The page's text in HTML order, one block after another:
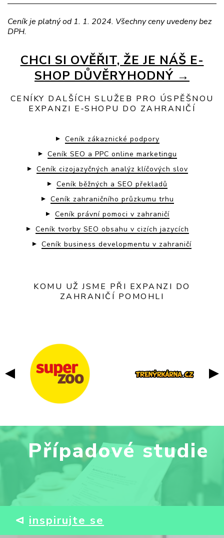
Ceník je platný od 1. 1. 2024. Všechny ceny uvedeny bez
DPH.
CHCI SI OVĚŘIT, ŽE JE NÁŠ E-
SHOP DŮVĚRYHODNÝ →
CENÍKY DALŠÍCH SLUŽEB PRO ÚSPĚŠNOU
EXPANZI E‑SHOPU DO ZAHRANIČÍ
Ceník zákaznické podpory
Ceník SEO a PPC online marketingu
Ceník cizojazyčných analýz klíčových slov
Ceník běžných a SEO překladů
Ceník zahraničního průzkumu trhu
Ceník právní pomoci v zahraničí
Ceník tvorby SEO obsahu v cizích jazycích
Ceník business developmentu v zahraničí
KOMU UŽ JSME PŘI EXPANZI DO
ZAHRANIČÍ POMOHLI
Případové studie
⊲ inspirujte se